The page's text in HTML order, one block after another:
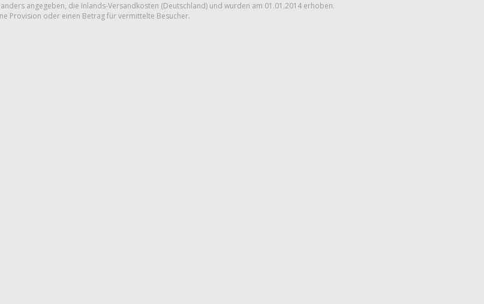
angegeben, die Inlands-Versandkosten (Deutschland) und wurden am 01.01.2014 erhoben.
Provision oder einen Betrag für vermittelte Besucher.